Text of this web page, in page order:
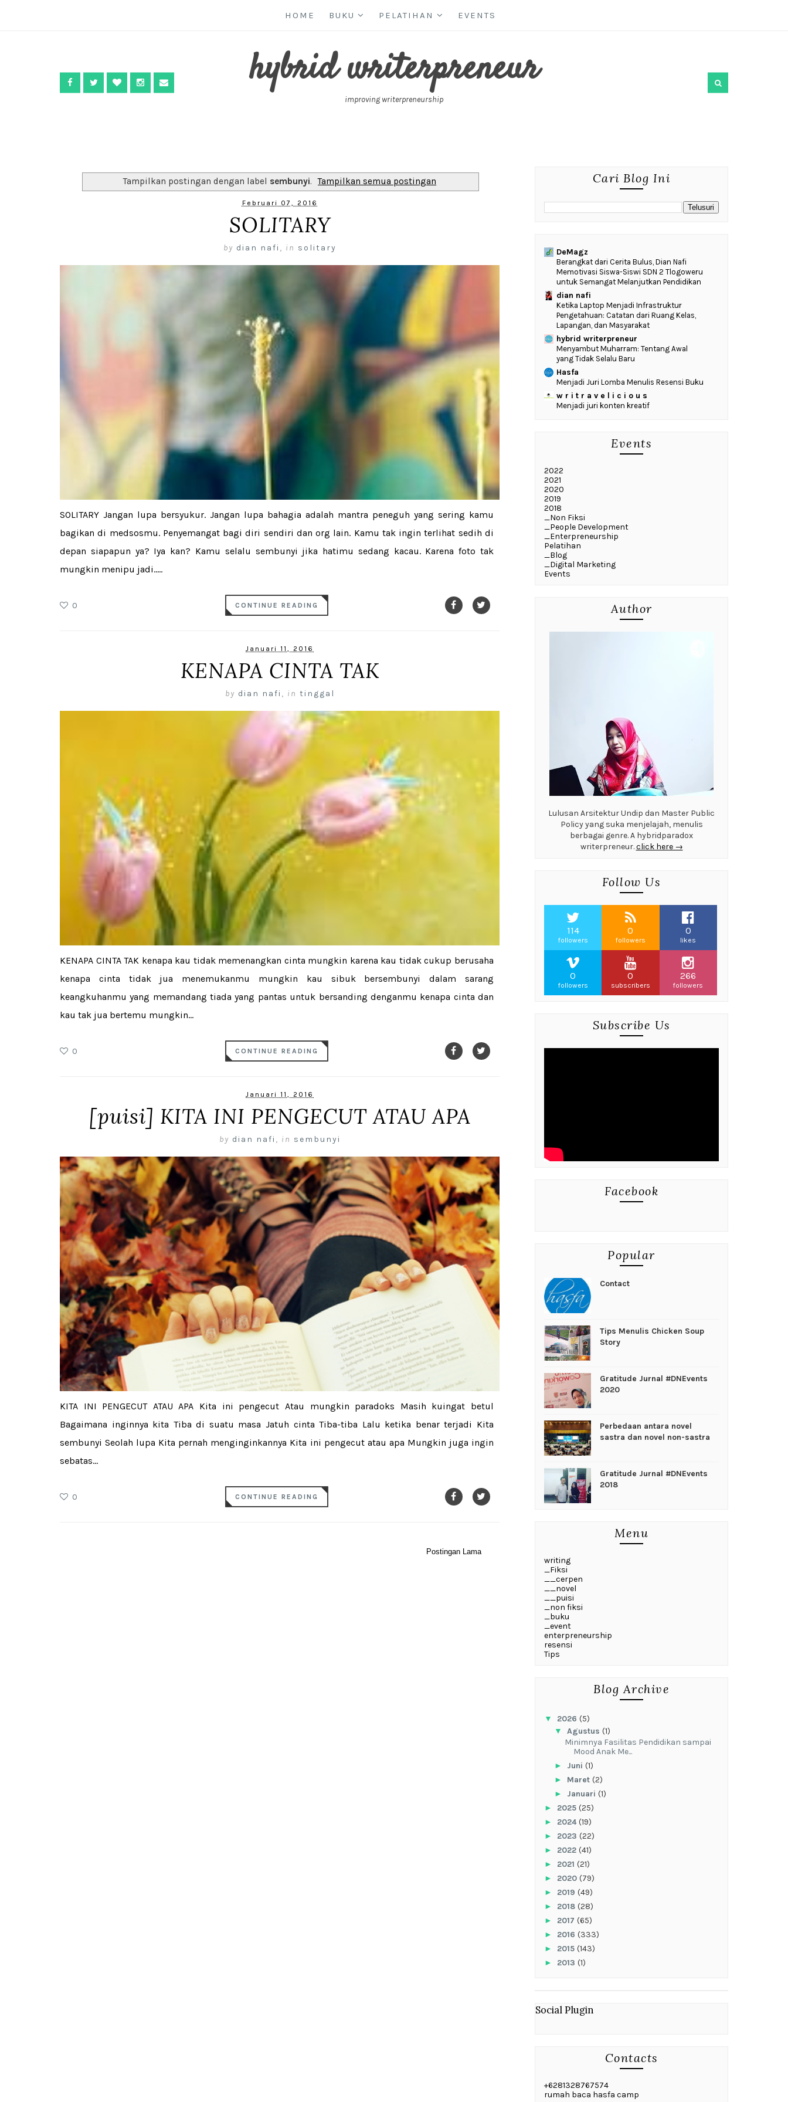
HOME BUKU PELATIHAN EVENTS
hybrid writerpreneur
improving writerpreneurship
Tampilkan postingan dengan label sembunyi. Tampilkan semua postingan
Februari 07, 2016
SOLITARY
by dian nafi , in solitary
SOLITARY Jangan lupa bersyukur. Jangan lupa bahagia adalah mantra peneguh yang sering kamu
bagikan di medsosmu. Penyemangat bagi diri sendiri dan org lain. Kamu tak ingin terlihat sedih di
depan siapapun ya? Iya kan? Kamu selalu sembunyi jika hatimu sedang kacau. Karena foto tak
mungkin menipu jadi.....
0 CONTINUE READING
Januari 11, 2016
KENAPA CINTA TAK
by dian nafi , in tinggal
KENAPA CINTA TAK kenapa kau tidak memenangkan cinta mungkin karena kau tidak cukup berusaha
kenapa cinta tidak jua menemukanmu mungkin kau sibuk bersembunyi dalam sarang
keangkuhanmu yang memandang tiada yang pantas untuk bersanding denganmu kenapa cinta dan
kau tak jua bertemu mungkin...
0 CONTINUE READING
Januari 11, 2016
[puisi] KITA INI PENGECUT ATAU APA
by dian nafi , in sembunyi
KITA INI PENGECUT ATAU APA Kita ini pengecut Atau mungkin paradoks Masih kuingat betul
Bagaimana inginnya kita Tiba di suatu masa Jatuh cinta Tiba-tiba Lalu ketika benar terjadi Kita
sembunyi Seolah lupa Kita pernah menginginkannya Kita ini pengecut atau apa Mungkin juga ingin
sebatas...
0 CONTINUE READING
Postingan Lama
Cari Blog Ini
DeMagz
‎Berangkat dari Cerita Bulus, Dian Nafi
Memotivasi Siswa-Siswi SDN 2 Tlogoweru
untuk Semangat Melanjutkan Pendidikan
dian nafi
Ketika Laptop Menjadi Infrastruktur
Pengetahuan: Catatan dari Ruang Kelas,
Lapangan, dan Masyarakat
hybrid writerpreneur
Menyambut Muharram: Tentang Awal
yang Tidak Selalu Baru
Hasfa
Menjadi Juri Lomba Menulis Resensi Buku
w r i t r a v e l i c i o u s
Menjadi juri konten kreatif
Events
2022
2021
2020
2019
2018
_Non Fiksi
_People Development
_Enterpreneurship
Pelatihan
_Blog
_Digital Marketing
Events
Author
Lulusan Arsitektur Undip dan Master Public
Policy yang suka menjelajah, menulis
berbagai genre. A hybridparadox
writerpreneur.click here →
Follow Us
114
followers
0
followers
0
likes
0
followers
0
subscribers
266
followers
Subscribe Us
Facebook
Popular
Contact
Tips Menulis Chicken Soup
Story
Gratitude Jurnal #DNEvents
2020
Perbedaan antara novel
sastra dan novel non-sastra
Gratitude Jurnal #DNEvents
2018
Menu
writing
_Fiksi
__cerpen
__novel
__puisi
_non fiksi
_buku
_event
enterpreneurship
resensi
Tips
Blog Archive
▼ 2026 (5)
▼ Agustus (1)
‎Minimnya Fasilitas Pendidikan sampai
Mood Anak Me...
► Juni (1)
► Maret (2)
► Januari (1)
► 2025 (25)
► 2024(19)
► 2023 (22)
► 2022 (41)
► 2021 (21)
► 2020 (79)
► 2019 (49)
► 2018 (28)
► 2017 (65)
► 2016 (333)
► 2015 (143)
► 2013 (1)
Social Plugin
Contacts
+6281328767574
rumah baca hasfa camp